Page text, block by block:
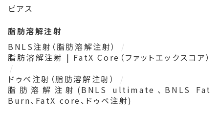
ピアス
脂肪溶解注射
BNLS注射（脂肪溶解注射）
脂肪溶解注射 | FatX Core（ファットエックスコア）
ドゥベ注射（脂肪溶解注射）
脂肪溶解注射(BNLS ultimate、BNLS Fat
Burn、FatX core、ドゥベ注射)